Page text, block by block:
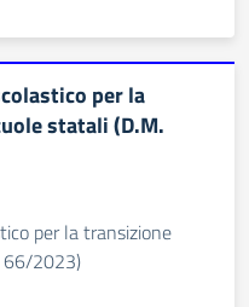
per la
statali (D.M.
per la transizione
66/2023)